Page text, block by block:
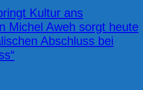
Kultur ans
Michel Aweh sorgt heute
Abschluss bei